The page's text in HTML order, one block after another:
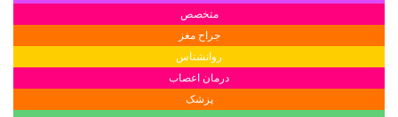
متخصص
جراح مغز
روانشناس
درمان اعصاب
پزشک